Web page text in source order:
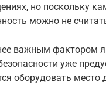
но поскольку
можно не
важным фактором
уже
оборудовать